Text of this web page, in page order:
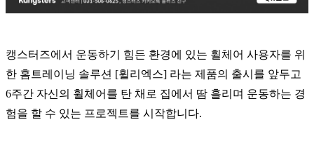
캥스터즈에서 운동하기 힘든 환경에 있는 휠체어 사용자를 위
한 홈트레이닝 솔루션 [휠리엑스] 라는 제품의 출시를 앞두고
6주간 자신의 휠체어를 탄 채로 집에서 땀 흘리며 운동하는 경
험을 할 수 있는 프로젝트를 시작합니다.